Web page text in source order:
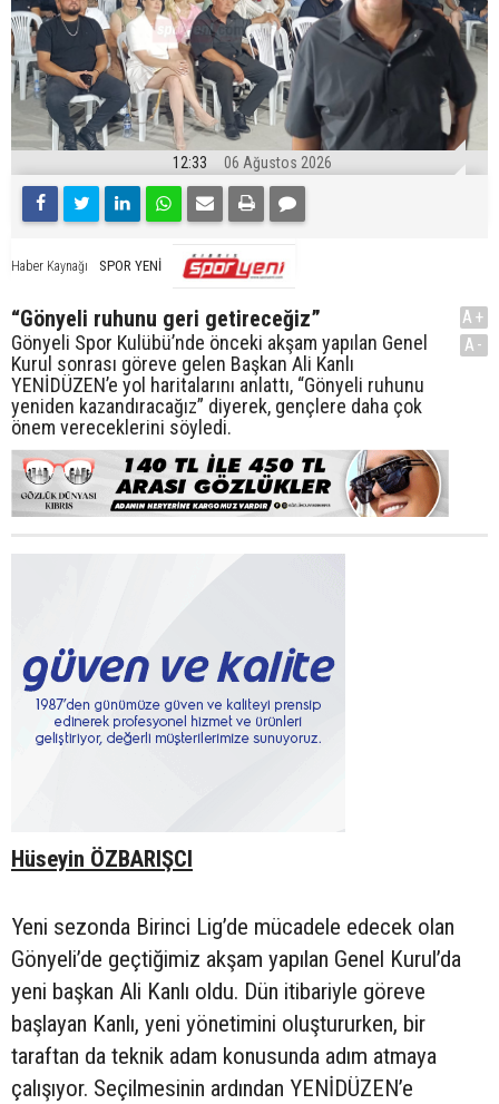
12:33 06 Ağustos 2026
Haber Kaynağı SPOR YENİ
“Gönyeli ruhunu geri getireceğiz”
Gönyeli Spor Kulübü’nde önceki akşam yapılan Genel
Kurul sonrası göreve gelen Başkan Ali Kanlı
YENİDÜZEN’e yol haritalarını anlattı, “Gönyeli ruhunu
yeniden kazandıracağız” diyerek, gençlere daha çok
önem vereceklerini söyledi.
A+
A-
Hüseyin ÖZBARIŞCI
Yeni sezonda Birinci Lig’de mücadele edecek olan
Gönyeli’de geçtiğimiz akşam yapılan Genel Kurul’da
yeni başkan Ali Kanlı oldu. Dün itibariyle göreve
başlayan Kanlı, yeni yönetimini oluştururken, bir
taraftan da teknik adam konusunda adım atmaya
çalışıyor. Seçilmesinin ardından YENİDÜZEN’e